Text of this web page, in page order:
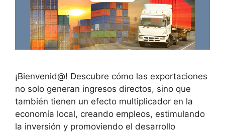
¡Bienvenid@! Descubre cómo las exportaciones
no solo generan ingresos directos, sino que
también tienen un efecto multiplicador en la
economía local, creando empleos, estimulando
la inversión y promoviendo el desarrollo